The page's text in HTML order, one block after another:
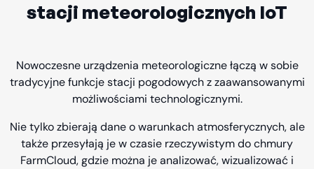
stacji meteorologicznych IoT
Nowoczesne urządzenia meteorologiczne łączą w sobie
tradycyjne funkcje stacji pogodowych z zaawansowanymi
możliwościami technologicznymi.
Nie tylko zbierają dane o warunkach atmosferycznych, ale
także przesyłają je w czasie rzeczywistym do chmury
FarmCloud, gdzie można je analizować, wizualizować i